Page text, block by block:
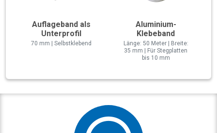
Auflageband als
Unterprofil
70 mm | Selbstklebend
Aluminium-
Klebeband
Länge: 50 Meter | Breite:
35 mm | Für Stegplatten
bis 10 mm